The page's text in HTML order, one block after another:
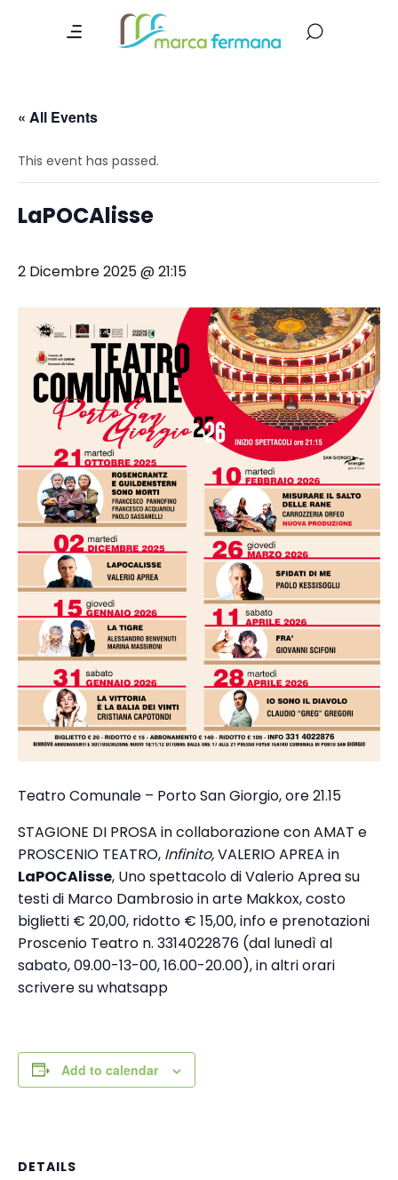
« All Events
This event has passed.
LaPOCAlisse
2 Dicembre 2025 @ 21:15
Teatro Comunale – Porto San Giorgio, ore 21.15
STAGIONE DI PROSA in collaborazione con AMAT e
PROSCENIO TEATRO, Infinito,VALERIO APREA in
LaPOCAlisse, Uno spettacolo di Valerio Aprea su
testi di Marco Dambrosio in arte Makkox, costo
biglietti € 20,00, ridotto € 15,00, info e prenotazioni
Proscenio Teatro n. 3314022876 (dal lunedì al
sabato, 09.00-13-00, 16.00-20.00), in altri orari
scrivere su whatsapp
Add to calendar
DETAILS